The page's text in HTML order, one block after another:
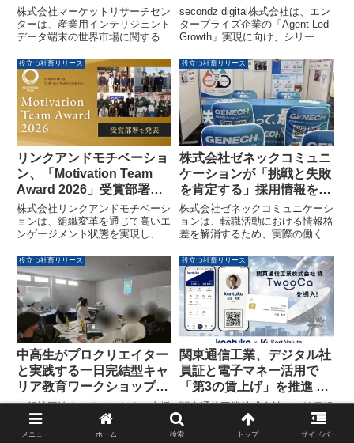
模へ拡大予測
株式会社マーケットリサーチセン
ターは、産業用インテリジェント
データ端末の世界市場に関する詳
た。本レポートでは、2025年の
23億9,700万米ドルから2032年に
は33億7,000万米ドルへと市場が
拡大し、年平均成長率（CAGR）
5.1%で成長すると予測されてい
ます。タッチスクリーン型やボタ
ン型といったセグメント別の動
向、主要企業の分析、地域別予測
などが網羅されています。
ランドエージェント
「secondz Agentsense」
とFDE型営業変革を強化
secondz digital株式会社は、エン
タープライズ企業の「Agent-Led
Growth」実現に向け、シリーズA
金調達を実施しました。これによ
り、AIブランドエージェント
「secondz Agentsense」の開発
強化と、FDE型営業変革を主導す
る専門人材の採用を推進し、AI時
代の顧客接点領域の変革を支援し
ます。
役立つ社畜リリース
リンクアンドモチベーショ
ン、「Motivation Team
Award 2026」受賞部署を
発表
株式会社リンクアンドモチベーシ
ョンは、組織変革を通じて高いエ
ンゲージメント状態を実現し、事
「Motivation Team Award 2026」
の受賞部署を発表しました。今年
は優秀賞40部署、入選42部署が
選ばれています。
役立つ社畜リリース
株式会社ゼネックコミュニ
ケーションが「挑戦と失敗
を肯定する」採用情報を公
開し、AWS・DX領域での
成長を支援する環境を提示
株式会社ゼネックコミュニケーシ
ョンは、転職活動における情報格
差を解消するため、実際の働く環
ど、具体的な採用情報を公開しま
した。同社は「失敗するって最高
だ。」という言葉を掲げ、挑戦と
失敗を肯定する企業文化を大切に
しています。
役立つ社畜リリース
中高生がプロクリエイター
と実践する一日完結型キャ
リア教育ワークショップで
満足度100%を達成
一般社団法人ミライのたまご支援
機構と株式会社Spin Thoughts
は、中高生を対象に「ストリート
役立つ社畜リリース
関東通信工業、デジタル社
員証と電子マネー活用で
「第3の賃上げ」を推進 ～
次世代型ウォレット
「TwooCa」導入で健康経
営とワークエンゲージメン
関東通信工業株式会社は、健康経
営とワークエンゲージメントの向
上を目的に、株式会社Kort Valuta
メニュー ホーム 検索 トップ サイドバー